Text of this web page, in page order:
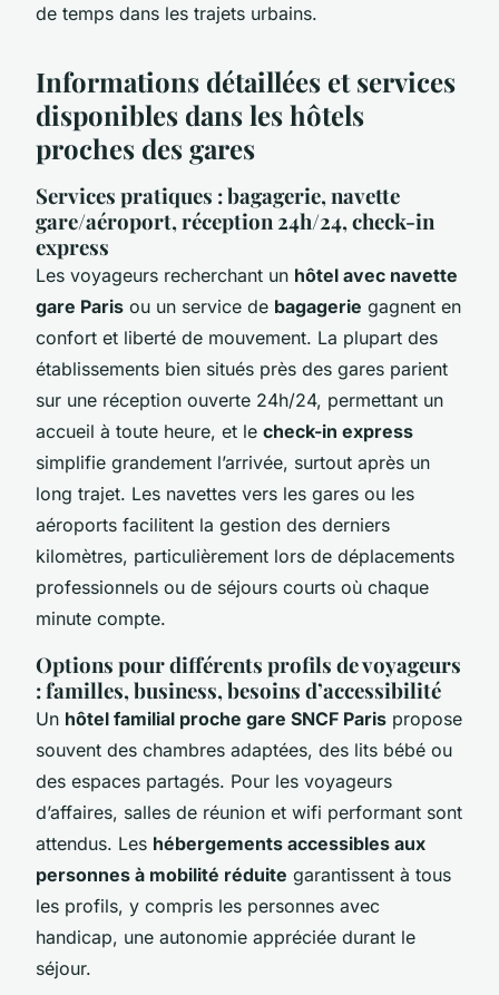
de temps dans les trajets urbains.
Informations détaillées et services
disponibles dans les hôtels
proches des gares
Services pratiques : bagagerie, navette
gare/aéroport, réception 24h/24, check-in
express
Les voyageurs recherchant un hôtel avec navette
gare Paris ou un service de bagagerie gagnent en
confort et liberté de mouvement. La plupart des
établissements bien situés près des gares parient
sur une réception ouverte 24h/24, permettant un
accueil à toute heure, et le check-in express
simplifie grandement l’arrivée, surtout après un
long trajet. Les navettes vers les gares ou les
aéroports facilitent la gestion des derniers
kilomètres, particulièrement lors de déplacements
professionnels ou de séjours courts où chaque
minute compte.
Options pour différents profils de voyageurs
: familles, business, besoins d’accessibilité
Un hôtel familial proche gare SNCF Paris propose
souvent des chambres adaptées, des lits bébé ou
des espaces partagés. Pour les voyageurs
d’affaires, salles de réunion et wifi performant sont
attendus. Les hébergements accessibles aux
personnes à mobilité réduite garantissent à tous
les profils, y compris les personnes avec
handicap, une autonomie appréciée durant le
séjour.